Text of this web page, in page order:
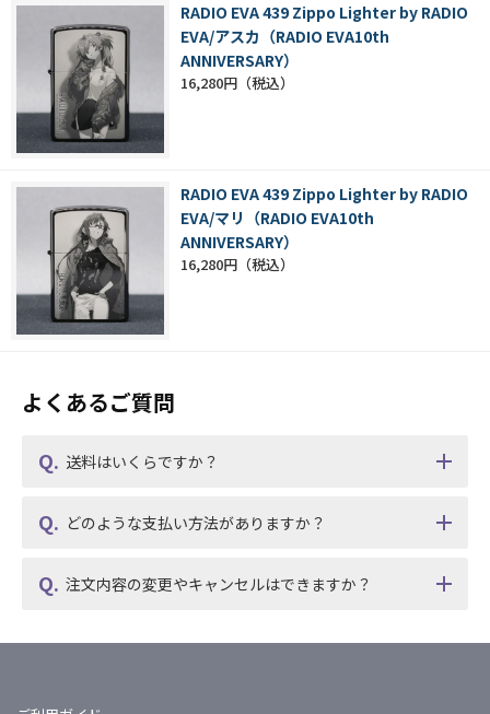
RADIO EVA 439 Zippo Lighter by RADIO
EVA/アスカ（RADIO EVA10th
ANNIVERSARY）
16,280円
RADIO EVA 439 Zippo Lighter by RADIO
EVA/マリ（RADIO EVA10th
ANNIVERSARY）
16,280円
よくあるご質問
送料はいくらですか？
どのような支払い方法がありますか？
注文内容の変更やキャンセルはできますか？